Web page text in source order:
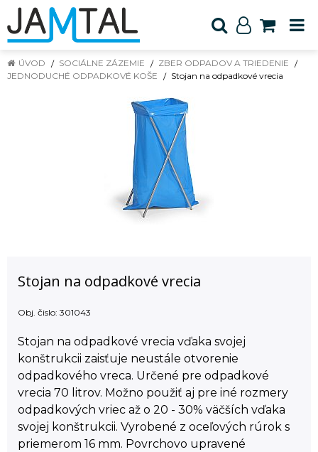
ÚVOD SOCIÁLNE ZÁZEMIE
ZBER ODPADOV A TRIEDENIE
JEDNODUCHÉ ODPADKOVÉ KOŠE
Stojan na odpadkové vrecia
Stojan na odpadkové vrecia
Obj. čislo: 301043
Stojan na odpadkové vrecia vďaka svojej
konštrukcii zaisťuje neustále otvorenie
odpadkového vreca. Určené pre odpadkové
vrecia 70 litrov. Možno použiť aj pre iné rozmery
odpadkových vriec až o 20 - 30% väčších vďaka
svojej konštrukcii. Vyrobené z oceľových rúrok s
priemerom 16 mm. Povrchovo upravené